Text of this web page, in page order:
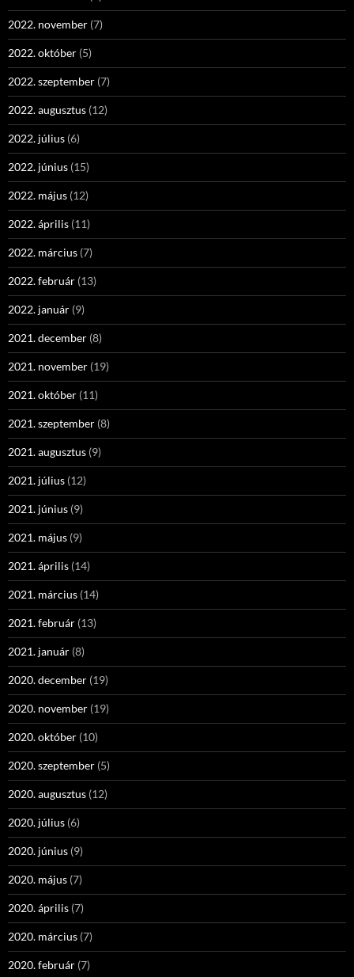
2022. november (7)
2022. október (5)
2022. szeptember (7)
2022. augusztus (12)
2022. július (6)
2022. június (15)
2022. május (12)
2022. április (11)
2022. március (7)
2022. február (13)
2022. január (9)
2021. december (8)
2021. november (19)
2021. október (11)
2021. szeptember (8)
2021. augusztus (9)
2021. július (12)
2021. június (9)
2021. május (9)
2021. április (14)
2021. március (14)
2021. február (13)
2021. január (8)
2020. december (19)
2020. november (19)
2020. október (10)
2020. szeptember (5)
2020. augusztus (12)
2020. július (6)
2020. június (9)
2020. május (7)
2020. április (7)
2020. március (7)
2020. február (7)